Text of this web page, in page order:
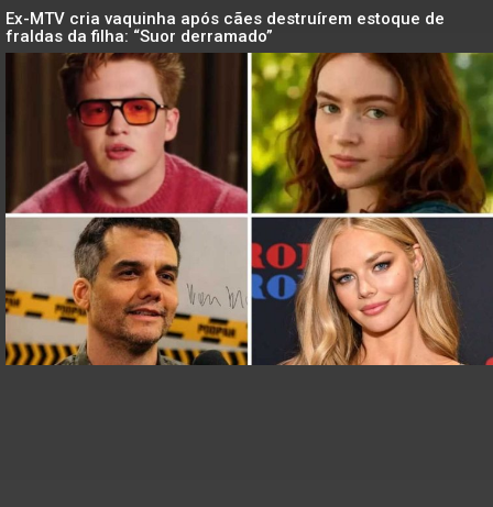
Ex-MTV cria vaquinha após cães destruírem estoque de
fraldas da filha: “Suor derramado”